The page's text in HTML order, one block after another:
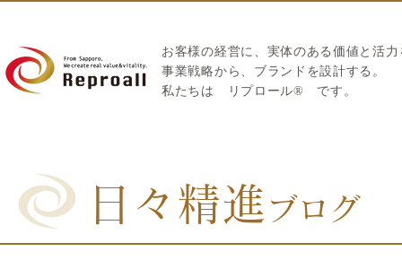
お客様の経営に、実体のある価値と活
​事業戦略から、ブランドを設計する。
私たちは
リプロール® です。
日々精進 ブログ